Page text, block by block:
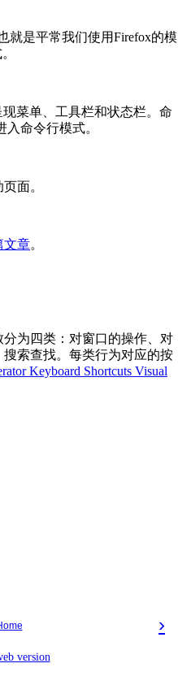
就是平常我们使用Firefox的模
现菜单、工具栏和状态栏。命
命令行模式。
面。
文章。
为四类：对窗口的操作、对
索查找。每类行为对应的按
Keyboard Shortcuts Visual
›
version